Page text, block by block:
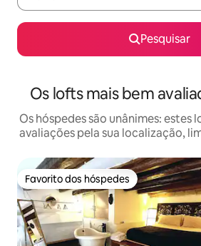
Pesquisar
Os lofts mais bem
Os hóspedes são unânimes: estes
avaliações pela sua localização,
Favorito dos hóspedes
Favorito dos hóspedes